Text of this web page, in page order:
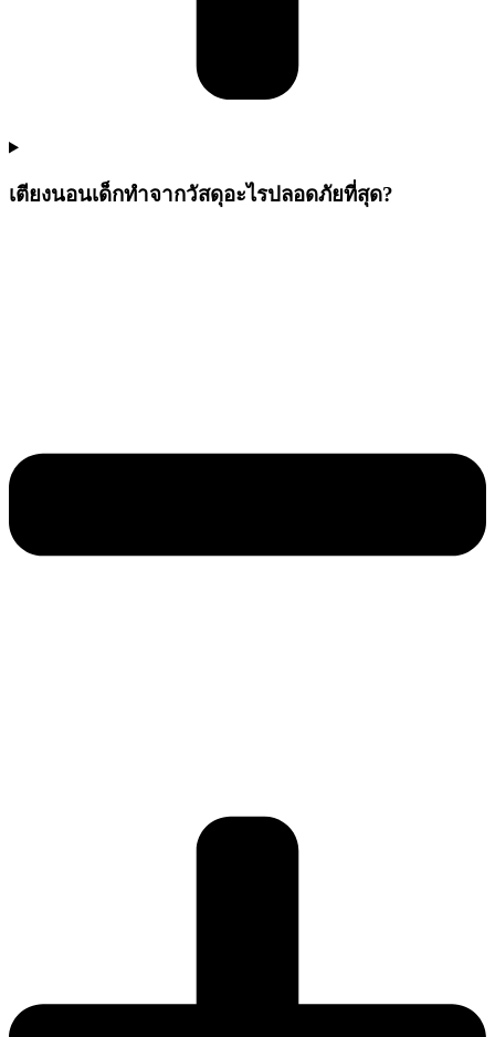
เตียงนอนเด็กทำจากวัสดุอะไรปลอดภัยที่สุด?